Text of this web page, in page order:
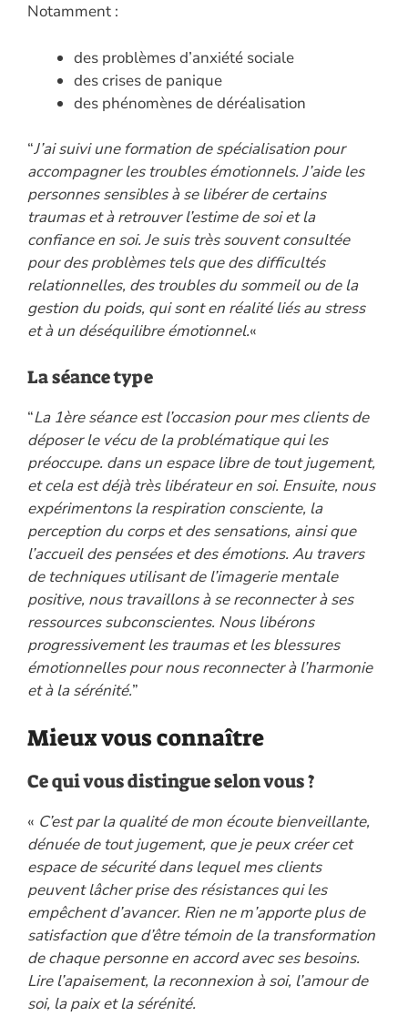
Notamment :
des problèmes d’anxiété sociale
des crises de panique
des phénomènes de déréalisation
“J’ai suivi une formation de spécialisation pour
accompagner les troubles émotionnels. J’aide les
personnes sensibles à se libérer de certains
traumas et à retrouver l’estime de soi et la
confiance en soi. Je suis très souvent consultée
pour des problèmes tels que des difficultés
relationnelles, des troubles du sommeil ou de la
gestion du poids, qui sont en réalité liés au stress
et à un déséquilibre émotionnel.«
La séance type
“La 1ère séance est l’occasion pour mes clients de
déposer le vécu de la problématique qui les
préoccupe. dans un espace libre de tout jugement,
et cela est déjà très libérateur en soi. Ensuite, nous
expérimentons la respiration consciente, la
perception du corps et des sensations, ainsi que
l’accueil des pensées et des émotions. Au travers
de techniques utilisant de l’imagerie mentale
positive, nous travaillons à se reconnecter à ses
ressources subconscientes. Nous libérons
progressivement les traumas et les blessures
émotionnelles pour nous reconnecter à l’harmonie
et à la sérénité.”
Mieux vous connaître
Ce qui vous distingue selon vous ?
« C’est par la qualité de mon écoute bienveillante,
dénuée de tout jugement, que je peux créer cet
espace de sécurité dans lequel mes clients
peuvent lâcher prise des résistances qui les
empêchent d’avancer. Rien ne m’apporte plus de
satisfaction que d’être témoin de la transformation
de chaque personne en accord avec ses besoins.
Lire l’apaisement, la reconnexion à soi, l’amour de
soi, la paix et la sérénité.